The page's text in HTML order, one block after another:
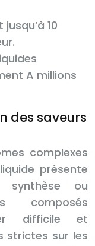
10
A millions
des saveurs
complexes
présente
ou
composés
difficile et
strictes sur les